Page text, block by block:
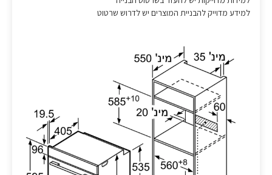
למידע מדוייק להבניית המוצרים יש לדרוש שרטוט